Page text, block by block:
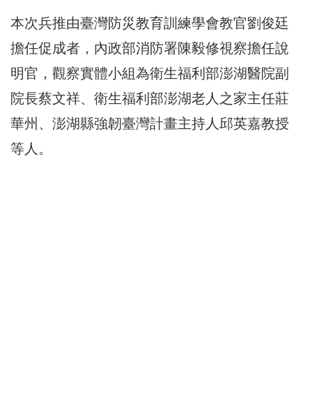
本次兵推由臺灣防災教育訓練學會教官劉俊廷
擔任促成者，內政部消防署陳毅修視察擔任說
明官，觀察實體小組為衛生福利部澎湖醫院副
院長蔡文祥、衛生福利部澎湖老人之家主任莊
華州、澎湖縣強韌臺灣計畫主持人邱英嘉教授
等人。